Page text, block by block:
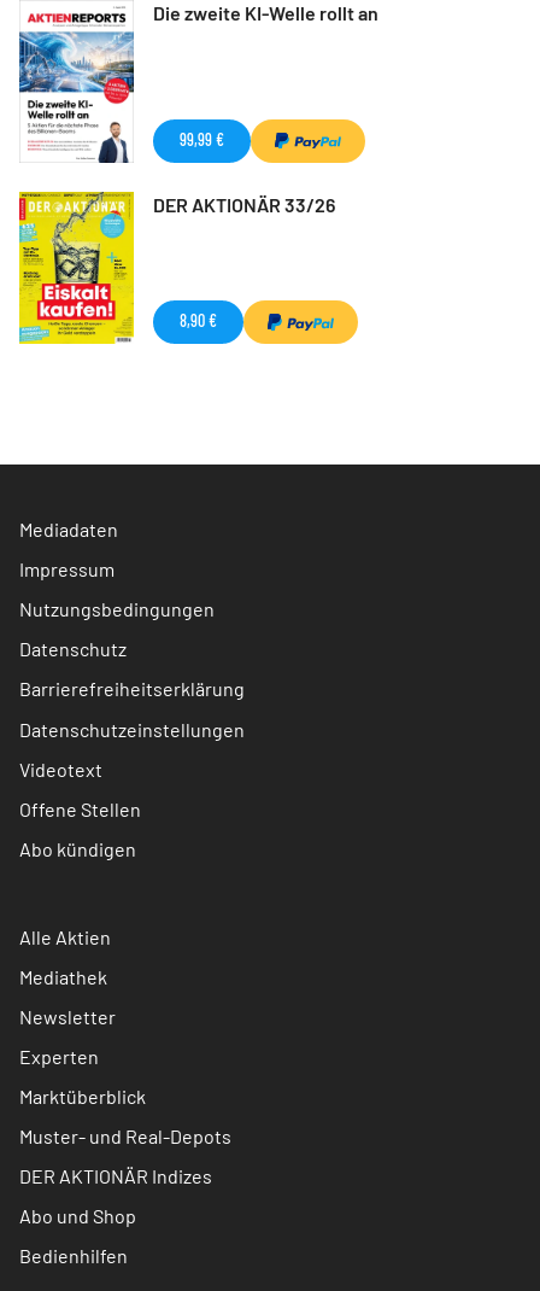
Die zweite KI-Welle rollt an
99,99 €
DER AKTIONÄR 33/26
8,90 €
Mediadaten
Impressum
Nutzungsbedingungen
Datenschutz
Barrierefreiheitserklärung
Datenschutzeinstellungen
Videotext
Offene Stellen
Abo kündigen
Alle Aktien
Mediathek
Newsletter
Experten
Marktüberblick
Muster- und Real-Depots
DER AKTIONÄR Indizes
Abo und Shop
Bedienhilfen